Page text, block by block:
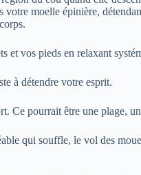
moelle épinière,
et vos pieds en relaxant
à détendre votre esprit.
Ce pourrait être une plage,
qui souffle, le vol des